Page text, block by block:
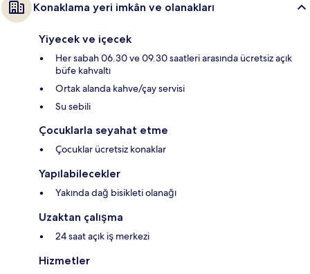
Konaklama yeri imkân ve olanakları
Yiyecek ve içecek
Her sabah 06.30 ve 09.30 saatleri arasında ücretsiz açık
büfe kahvaltı
Ortak alanda kahve/çay servisi
Su sebili
Çocuklarla seyahat etme
Çocuklar ücretsiz konaklar
Yapılabilecekler
Yakında dağ bisikleti olanağı
Uzaktan çalışma
24 saat açık iş merkezi
Hizmetler